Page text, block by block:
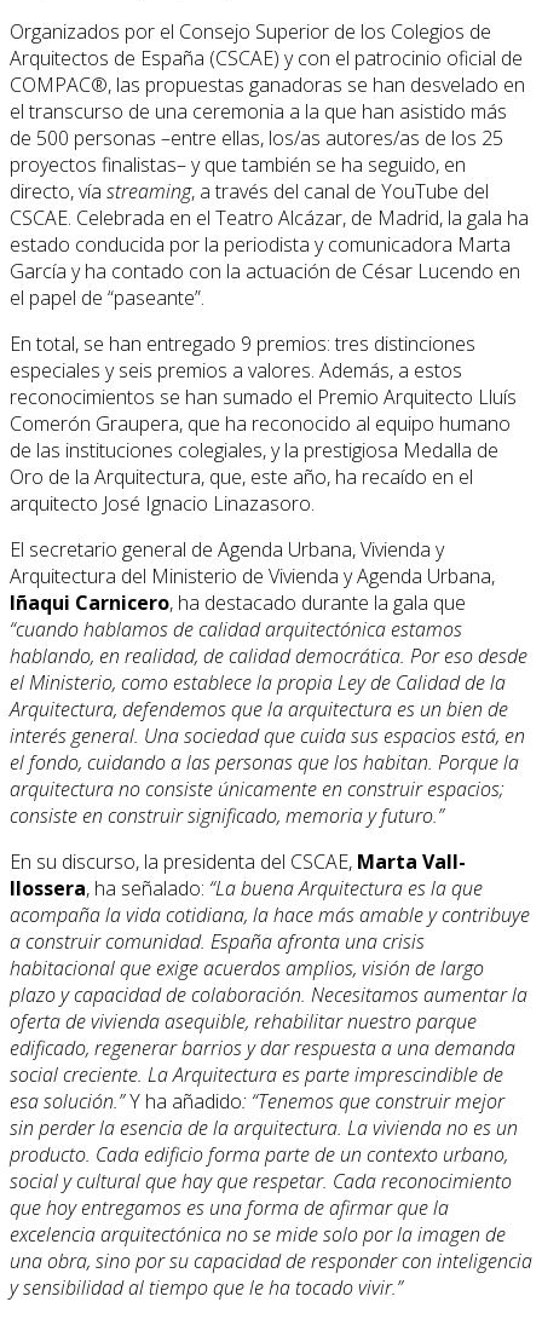
Organizados por el Consejo Superior de los Colegios de
Arquitectos de España (CSCAE) y con el patrocinio oficial de
COMPAC®, las propuestas ganadoras se han desvelado en
el transcurso de una ceremonia a la que han asistido más
de 500 personas –entre ellas, los/as autores/as de los 25
proyectos finalistas– y que también se ha seguido, en
directo, vía streaming, a través del canal de YouTube del
CSCAE. Celebrada en el Teatro Alcázar, de Madrid, la gala ha
estado conducida por la periodista y comunicadora Marta
García y ha contado con la actuación de César Lucendo en
el papel de “paseante”.
En total, se han entregado 9 premios: tres distinciones
especiales y seis premios a valores. Además, a estos
reconocimientos se han sumado el Premio Arquitecto Lluís
Comerón Graupera, que ha reconocido al equipo humano
de las instituciones colegiales, y la prestigiosa Medalla de
Oro de la Arquitectura, que, este año, ha recaído en el
arquitecto José Ignacio Linazasoro.
El secretario general de Agenda Urbana, Vivienda y
Arquitectura del Ministerio de Vivienda y Agenda Urbana,
Iñaqui Carnicero, ha destacado durante la gala que
“cuando hablamos de calidad arquitectónica estamos
hablando, en realidad, de calidad democrática. Por eso desde
el Ministerio, como establece la propia Ley de Calidad de la
Arquitectura, defendemos que la arquitectura es un bien de
interés general. Una sociedad que cuida sus espacios está, en
el fondo, cuidando a las personas que los habitan. Porque la
arquitectura no consiste únicamente en construir espacios;
consiste en construir significado, memoria y futuro.”
En su discurso, la presidenta del CSCAE, Marta Vall-
llossera, ha señalado: “La buena Arquitectura es la que
acompaña la vida cotidiana, la hace más amable y contribuye
a construir comunidad. España afronta una crisis
habitacional que exige acuerdos amplios, visión de largo
plazo y capacidad de colaboración. Necesitamos aumentar la
oferta de vivienda asequible, rehabilitar nuestro parque
edificado, regenerar barrios y dar respuesta a una demanda
social creciente. La Arquitectura es parte imprescindible de
esa solución.”Y ha añadido: “Tenemos que construir mejor
sin perder la esencia de la arquitectura. La vivienda no es un
producto. Cada edificio forma parte de un contexto urbano,
social y cultural que hay que respetar. Cada reconocimiento
que hoy entregamos es una forma de afirmar que la
excelencia arquitectónica no se mide solo por la imagen de
una obra, sino por su capacidad de responder con inteligencia
y sensibilidad al tiempo que le ha tocado vivir.”